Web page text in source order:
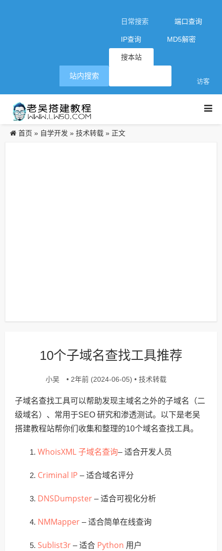
日常搜索 端口查询
IP查询 MD5解密
搜本站
访客
站内搜索
首页 » 自学开发 » 技术转载 » 正文
10个子域名查找工具推荐
小吴 • 2年前 (2024-06-05) • 技术转载
子域名查找工具可以帮助发现主域名之外的子域名（二
级域名）、常用于SEO 研究和渗透测试。以下是老吴
搭建教程站帮你们收集和整理的10个域名查找工具。
WhoisXML 子域名查询– 适合开发人员
Criminal IP – 适合域名评分
DNSDumpster – 适合可视化分析
NMMapper – 适合简单在线查询
Sublist3r – 适合 Python 用户